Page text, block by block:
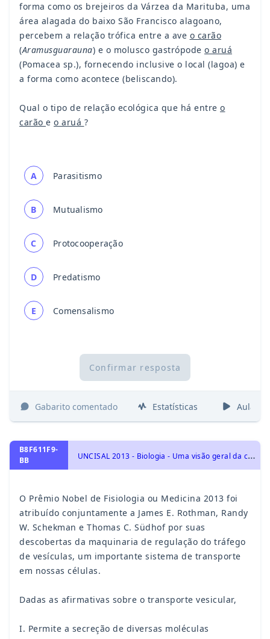
forma como os brejeiros da Várzea da Marituba, uma
área alagada do baixo São Francisco alagoano,
percebem a relação trófica entre a ave o carão
(Aramusguarauna) e o molusco gastrópode o aruá
(Pomacea sp.), fornecendo inclusive o local (lagoa) e
a forma como acontece (beliscando).
Qual o tipo de relação ecológica que há entre o
carão e o aruá ?
A Parasitismo
B Mutualismo
C Protocooperação
D Predatismo
E Comensalismo
Confirmar resposta
Gabarito comentado Estatísticas Aulas
B8F611F9-
BB
U
NCISAL 2013 - Biologia - Uma visão geral da célula, Moléculas, células e tecidos
O Prêmio Nobel de Fisiologia ou Medicina 2013 foi
atribuído conjuntamente a James E. Rothman, Randy
W. Schekman e Thomas C. Südhof por suas
descobertas da maquinaria de regulação do tráfego
de vesículas, um importante sistema de transporte
em nossas células.
Dadas as afirmativas sobre o transporte vesicular,
I. Permite a secreção de diversas moléculas